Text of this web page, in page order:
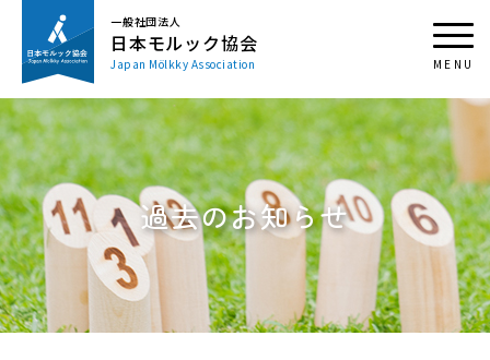
一般社団法人
日本モルック協会
Japan Mölkky Association
過去のお知らせ